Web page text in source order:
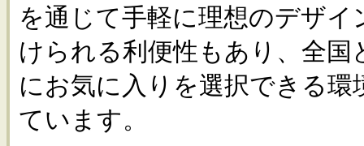
を通じて手軽に理想のデザイ
けられる利便性もあり、全
にお気に入りを選択できる環
ています。